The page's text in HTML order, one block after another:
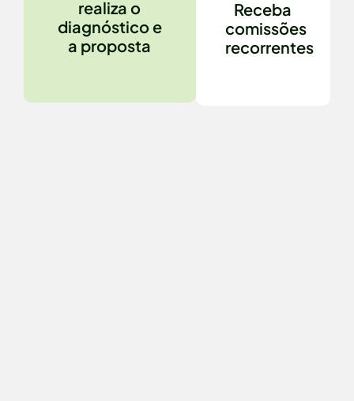
realiza o
diagnóstico e
a proposta
Receba
comissões
recorrentes